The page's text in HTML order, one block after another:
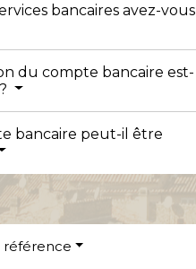
bancaires avez-vous
du compte bancaire est-
bancaire peut-il être
référence